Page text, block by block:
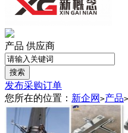
产品 供应商
搜索
发布采购订单
您所在的位置： 新企网 >产品>